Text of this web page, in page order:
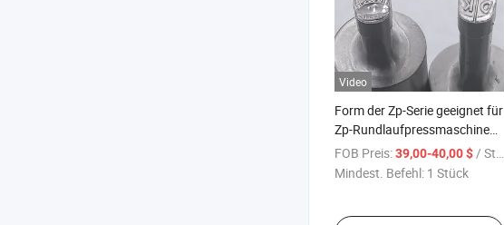
Video
Form der Zp-Serie geeignet für
Zp-Rundlaufpressmaschine
Zubehörform Stempel Form
FOB Preis:39,00-40,00 $/ Stück
Mindest. Befehl: 1 Stück